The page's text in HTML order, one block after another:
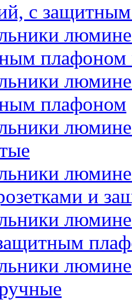
с
плафоном
плафоном
и